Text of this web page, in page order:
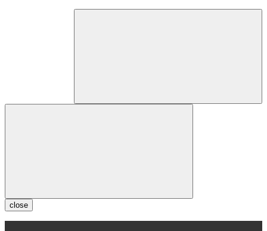
close